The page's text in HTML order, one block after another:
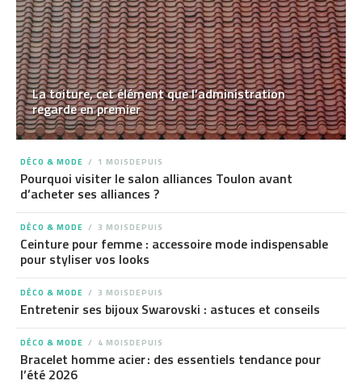
La toiture, cet élément que l’administration
regarde en premier
DÉCO & MODE 1 MOISDEPUIS
Pourquoi visiter le salon alliances Toulon avant
d’acheter ses alliances ?
DÉCO & MODE 3 MOISDEPUIS
Ceinture pour femme : accessoire mode indispensable
pour styliser vos looks
DÉCO & MODE 3 MOISDEPUIS
Entretenir ses bijoux Swarovski : astuces et conseils
DÉCO & MODE 4 MOISDEPUIS
Bracelet homme acier : des essentiels tendance pour
l’été 2026